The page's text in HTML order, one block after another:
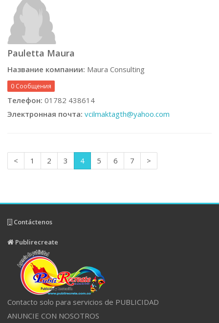
Pauletta Maura
Название компании: Maura Consulting
0 Сообщения
Телефон: 01782 438614
Электронная почта: vcilmaktagth@yahoo.com
< 1 2 3 4 5 6 7 >
Contáctenos
Publirecreate
Contacto solo para servicios de PUBLICIDAD
ANUNCIE CON NOSOTROS